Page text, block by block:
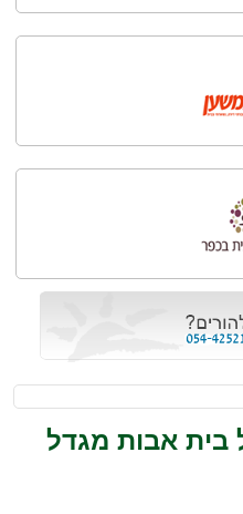
בית אבות מגדל